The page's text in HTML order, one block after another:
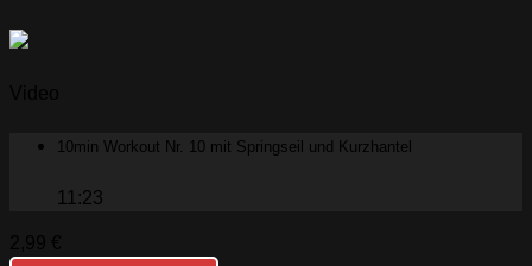
10min Workout Nr. 10 mit Springseil und Kurzhantel
11:23